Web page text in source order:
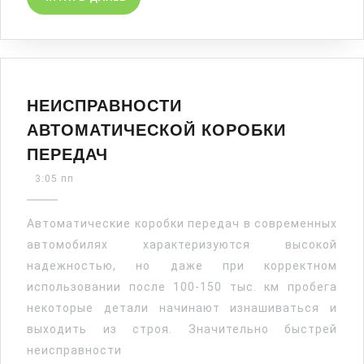
ДАЛЕЕ
НЕИСПРАВНОСТИ
АВТОМАТИЧЕСКОЙ КОРОБКИ
ПЕРЕДАЧ
3:05 пп
Автоматические коробки передач в современных
автомобилях характеризуются высокой
надежностью, но даже при корректном
использовании после 100-150 тыс. км пробега
некоторые детали начинают изнашиваться и
выходить из строя. Значительно быстрей
неисправности